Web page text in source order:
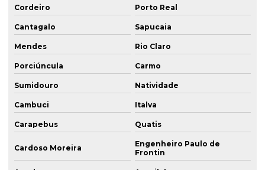
Cordeiro Porto Real
Cantagalo Sapucaia
Mendes Rio Claro
Porciúncula Carmo
Sumidouro Natividade
Cambuci Italva
Carapebus Quatis
Cardoso Moreira
Engenheiro Paulo de
Frontin